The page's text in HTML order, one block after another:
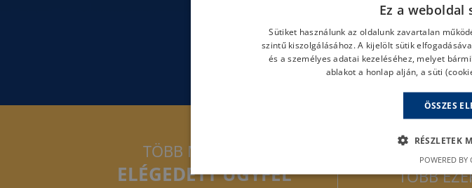
TOVÁBB
TÖBB MINT 9000
ELÉGEDETT ÜGYFÉL TÖBB
Ez a weboldal
Sütiket használunk az oldalunk zavartalan
szintű kiszolgálásához. A kijelölt sütik
és a személyes adatai kezeléséhez, melyet
ablakot a honlap alján, a süti
ÖSSZES
RÉSZLETEK
POWERED BY